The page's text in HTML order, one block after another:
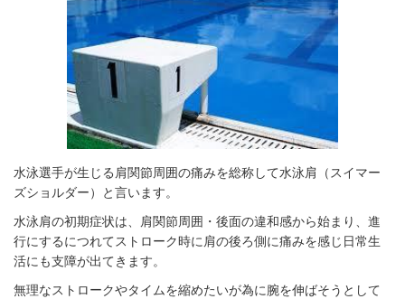
水泳選手が生じる肩関節周囲の痛みを総称して水泳肩（スイマー
ズショルダー）と言います。
水泳肩の初期症状は、肩関節周囲・後面の違和感から始まり、進
行にするにつれてストローク時に肩の後ろ側に痛みを感じ日常生
活にも支障が出てきます。
無理なストロークやタイムを縮めたいが為に腕を伸ばそうとして